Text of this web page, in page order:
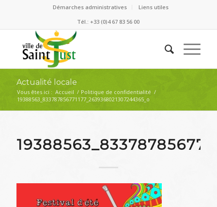
Démarches administratives
Liens utiles
Tél.: +33 (0)4 67 83 56 00
Actualité locale
Vous êtes ici : Accueil / Politique de confidentialité /
19388563_833787856771177_2639368021307244365_o